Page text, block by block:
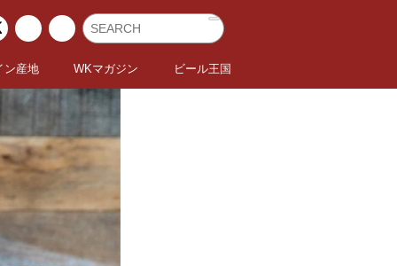
ン産地 WKマガジン ビール王国